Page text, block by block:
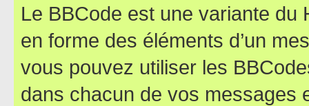
Le BBCode est une variante du
en forme des éléments d’un
vous pouvez utiliser les
dans chacun de vos messages